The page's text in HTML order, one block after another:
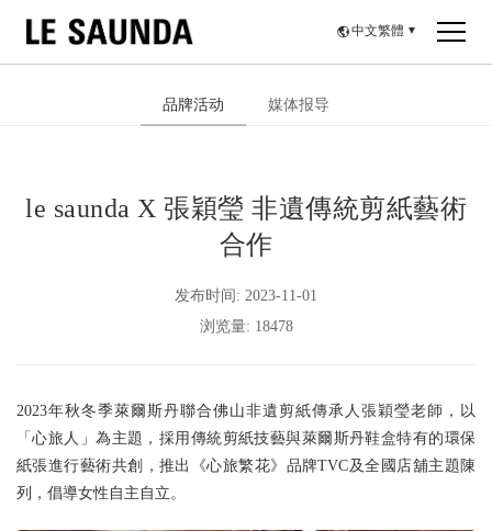
中文繁體 ▼
品牌活动 媒体报导
le saunda X 張穎瑩 非遺傳統剪紙藝術
合作
发布时间: 2023-11-01
浏览量: 18478
2023年秋冬季萊爾斯丹聯合佛山非遺剪紙傳承人張穎瑩老師，以
「心旅人」為主題，採用傳統剪紙技藝與萊爾斯丹鞋盒特有的環保
紙張進行藝術共創，推出《心旅繁花》品牌TVC及全國店舖主題陳
列，倡導女性自主自立。